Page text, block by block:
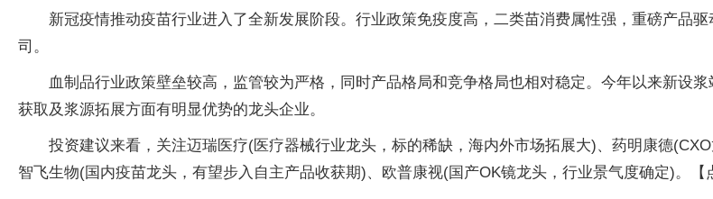
新冠疫情推动疫苗行业进入了全新发展阶段。行业政策免疫度高，二类苗消费属性强，重磅产品
司。
血制品行业政策壁垒较高，监管较为严格，同时产品格局和竞争格局也相对稳定。今年以来新设
获取及浆源拓展方面有明显优势的龙头企业。
投资建议来看，关注迈瑞医疗(医疗器械行业龙头，标的稀缺，海内外市场拓展大)、药明康德
智飞生物(国内疫苗龙头，有望步入自主产品收获期)、欧普康视(国产OK镜龙头，行业景气度确定)。【